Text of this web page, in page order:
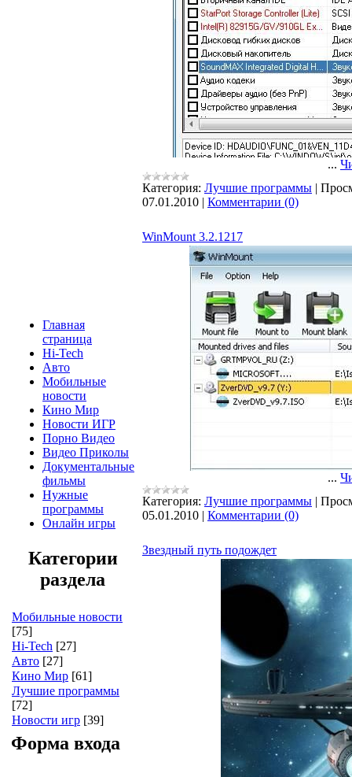
Главная
страница
Hi-Tech
Авто
Мобильные
новости
Кино Мир
Новости ИГР
Порно Видео
Видео Приколы
Документальные
фильмы
Нужные
программы
Онлайн игры
Категории
раздела
Мобильные новости
[75]
Hi-Tech [27]
Авто [27]
Кино Мир [61]
Лучшие программы
[72]
Новости игр [39]
Форма входа
...
Категория: Лучшие программы |
07.01.2010 | Комментарии (0)
WinMount 3.2.1217
...
Категория: Лучшие программы |
05.01.2010 | Комментарии (0)
Звездный путь подождет